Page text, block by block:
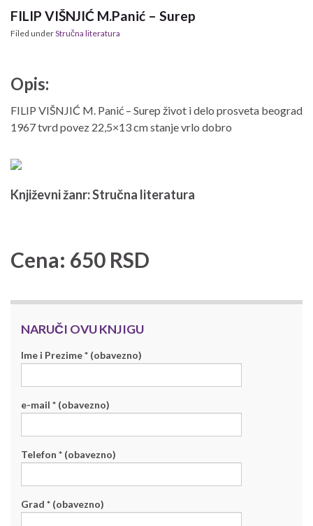
FILIP VIŠNJIĆ M.Panić – Surep
Filed underStručna literatura
Opis:
FILIP VIŠNJIĆ M. Panić – Surep život i delo prosveta beograd
1967 tvrd povez 22,5×13 cm stanje vrlo dobro
Književni žanr: Stručna literatura
Cena: 650 RSD
NARUČI OVU KNJIGU
Ime i Prezime * (obavezno)
e-mail * (obavezno)
Telefon * (obavezno)
Grad * (obavezno)